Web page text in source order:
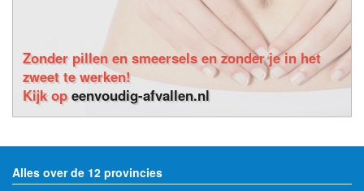
Zonder pillen en smeersels en zonder je in het
zweet te werken!
Kijk opeenvoudig-afvallen.nl
Alles over de 12 provincies